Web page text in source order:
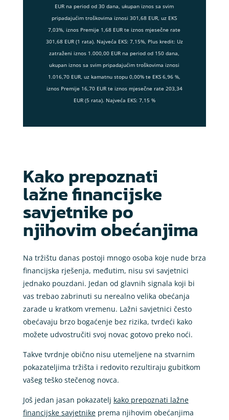
EUR na period od 30 dana, ukupan iznos sa svim
pripadajućim troškovima iznosi 301,68 EUR, uz EKS
7,03%, iznos Premije 1,68 EUR te iznos mjesečne rate
301,68 EUR (1 rata). Najveća EKS: 7,15%, Plus kredit: Uz
zatraženi iznos 1.000,00 EUR na period od 150 dana,
ukupan iznos sa svim pripadajućim troškovima iznosi
1.016,70 EUR, uz kamatnu stopu 0,00% te EKS 6,96 %,
iznos Premije 16,70 EUR te iznos mjesečne rate 203,34
EUR (5 rata). Najveća EKS: 7,15 %
Kako prepoznati
lažne financijske
savjetnike po
njihovim obećanjima
Na tržištu danas postoji mnogo osoba koje nude brza
financijska rješenja, međutim, nisu svi savjetnici
jednako pouzdani. Jedan od glavnih signala koji bi
vas trebao zabrinuti su nerealno velika obećanja
zarade u kratkom vremenu. Lažni savjetnici često
obećavaju brzo bogaćenje bez rizika, tvrdeći kako
možete udvostručiti svoj novac gotovo preko noći.
Takve tvrdnje obično nisu utemeljene na stvarnim
pokazateljima tržišta i redovito rezultiraju gubitkom
vašeg teško stečenog novca.
Još jedan jasan pokazatelj kako prepoznati lažne
financijske savjetnikeprema njihovim obećanjima